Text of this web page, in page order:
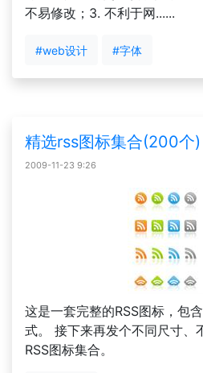
不易修改；3. 不利于网......
#web设计 #字体
精选rss图标集合(200个)
2009-11-23 9:26
这是一套完整的RSS图标，包
式。 接下来再发个不同尺寸、
RSS图标集合。